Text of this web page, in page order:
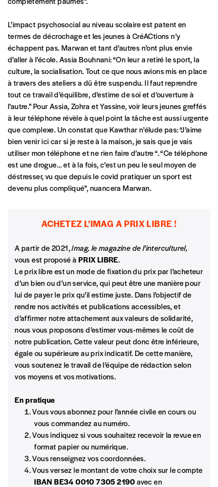
Nom*
Organisation
TVA
Téléphone
Rue
Code postal
Pays
Localité
Je souhaite recevoir une facture
L’impact psychosocial au niveau scolaire est patent en
termes de décrochage et les jeunes à CréACtions n’y
échappent pas. Marwan et tant d’autres n’ont plus envie
d’aller à l’école. Assia Bouhnani: “On leur a retiré le sport, la
culture, la socialisation. Tout ce que nous avions mis en place
à travers des ateliers a dû être suspendu. Il faut reprendre
tout ce travail d’équilibre, d’estime de soi et d’ouverture à
l’autre.” Pour Assia, Zohra et Yassine, voir leurs jeunes greffés
à leur téléphone révèle à quel point la tâche est aussi urgente
que complexe. Un constat que Kawthar n’élude pas: “J’aime
bien venir ici car si je reste à la maison, je sais que je vais
utiliser mon téléphone et ne rien faire d’autre “. “Ce téléphone
est une drogue… et à la fois, c’est un peu le seul moyen de
déstresser, vu que depuis le covid pratiquer un sport est
devenu plus compliqué”, nuancera Marwan.
ACHETEZ L’IMAG A PRIX LIBRE !
A partir de 2021,Imag, le magazine de l’interculturel,
vous est proposé à PRIX LIBRE.
Le prix libre est un mode de fixation du prix par l’acheteur
d’un bien ou d’un service, qui peut être une manière pour
lui de payer le prix qu’il estime juste. Dans l’objectif de
rendre nos activités et publications accessibles, et
d’affirmer notre attachement aux valeurs de solidarité,
nous vous proposons d’estimer vous-mêmes le coût de
notre publication. Cette valeur peut donc être inférieure,
égale ou supérieure au prix indicatif. De cette manière,
vous soutenez le travail de l’équipe de rédaction selon
vos moyens et vos motivations.
En pratique
Vous vous abonnez pour l’année civile en cours ou
vous commandez au numéro.
Vous indiquez si vous souhaitez recevoir la revue en
format papier ou numérique.
Vous renseignez vos coordonnées.
Vous versez le montant de votre choix sur le compte
IBAN BE34 0010 7305 2190avec en